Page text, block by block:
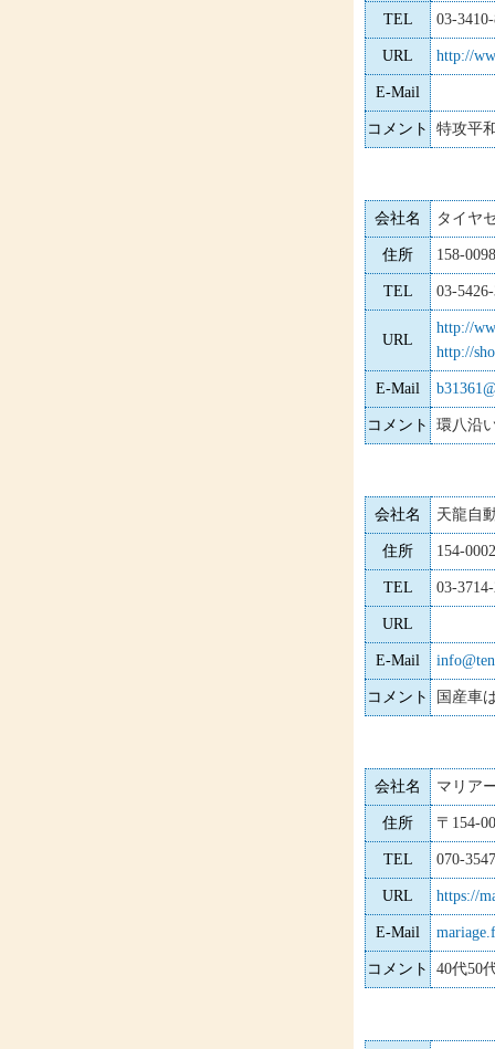
TEL 03-
URL http://
E-Mail
コメント 特攻平
会社名 タイヤ
住所 158-
TEL 03-
URL
http://
http://
E-Mail
コメント 環八沿
会社名 天龍自
住所 154-
TEL 03-
URL
E-Mail
コメント 国産車
会社名 マリア
住所 〒154-
TEL 070-
URL https://
E-Mail
コメント 40代50